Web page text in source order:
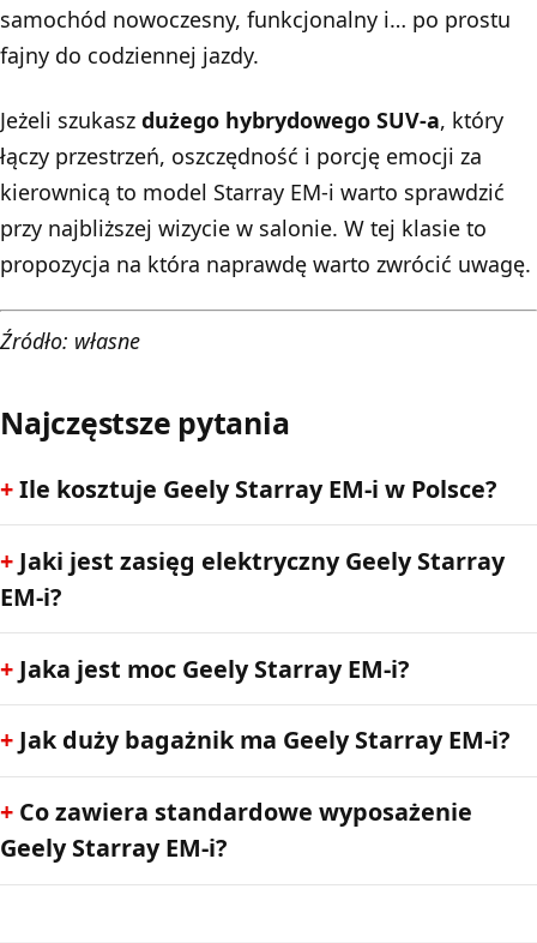
samochód nowoczesny, funkcjonalny i… po prostu
fajny do codziennej jazdy.
Jeżeli szukasz dużego hybrydowego SUV-a, który
łączy przestrzeń, oszczędność i porcję emocji za
kierownicą to model Starray EM-i warto sprawdzić
przy najbliższej wizycie w salonie. W tej klasie to
propozycja na która naprawdę warto zwrócić uwagę.
Źródło: własne
Najczęstsze pytania
Ile kosztuje Geely Starray EM-i w Polsce?
Jaki jest zasięg elektryczny Geely Starray
EM-i?
Jaka jest moc Geely Starray EM-i?
Jak duży bagażnik ma Geely Starray EM-i?
Co zawiera standardowe wyposażenie
Geely Starray EM-i?